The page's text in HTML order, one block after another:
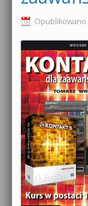
Produkcja
Sylenth1 od
Sound Forge od
Dubstep z
Kontakt 5
Pakiety
0dB.pl -
Newsletter
Materiały dla
Archiwum
Polityka
Regulamin
Działanie
Opublikowano